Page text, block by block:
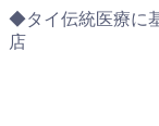
◆タイ伝統医療に
店